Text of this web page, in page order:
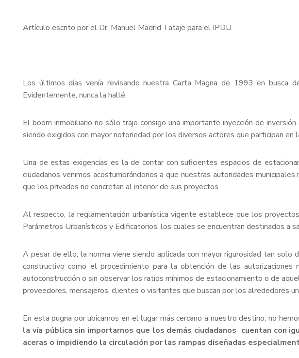
Artículo escrito por el Dr. Manuel Madrid Tataje para el IPDU
Los últimos días venía revisando nuestra Carta Magna de 1993 en busca
Evidentemente, nunca la hallé.
El boom inmobiliario no sólo trajo consigo una importante inyección de
siendo exigidos con mayor notoriedad por los diversos actores que participan en
Una de estas exigencias es la de contar con suficientes espacios de
ciudadanos venimos acostumbrándonos a que nuestras autoridades
que los privados no concretan al interior de sus proyectos.
Al respecto, la reglamentación urbanística vigente establece que los
Parámetros Urbanísticos y Edificatorios, los cuales se encuentran destinados a
A pesar de ello, la norma viene siendo aplicada con mayor rigurosidad tan
constructivo como el procedimiento para la obtención de las autorizaciones
autoconstrucción o sin observar los ratios mínimos de estacionamiento o de
proveedores, mensajeros, clientes o visitantes que buscan por los alrededores
En esta pugna por ubicarnos en el lugar más cercano a nuestro destino, no
la vía pública sin importarnos que los demás ciudadanos cuentan con
aceras o impidiendo la circulación por las rampas diseñadas